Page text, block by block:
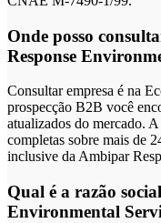
Onde posso
Response
Consultar empresa é na
prospecção B2B você
atualizados do mercado.
completas sobre mais de
inclusive da Ambipar
Qual é a razão
Environmental